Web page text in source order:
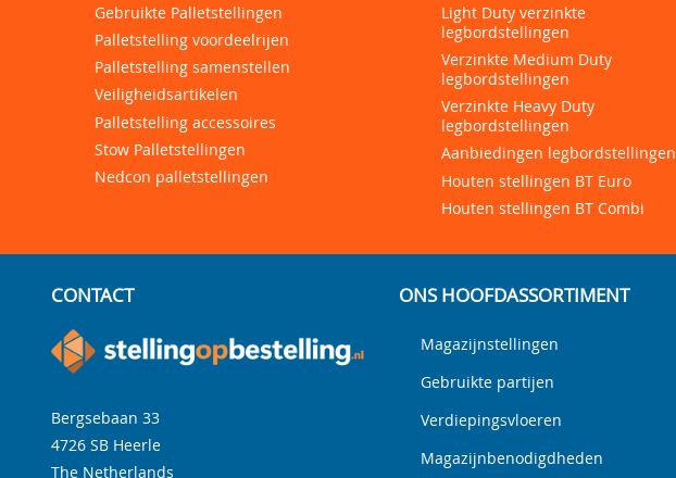
Gebruikte Palletstellingen
Palletstelling voordeelrijen
Palletstelling samenstellen
Veiligheidsartikelen
Palletstelling accessoires
Stow Palletstellingen
Nedcon palletstellingen
Light Duty verzinkte
legbordstellingen
Verzinkte Medium Duty
legbordstellingen
Verzinkte Heavy Duty
legbordstellingen
Aanbiedingen legbordstellingen
Houten stellingen BT Euro
Houten stellingen BT Combi
CONTACT
Bergsebaan 33
4726 SB Heerle
The Netherlands
ONS HOOFDASSORTIMENT
Magazijnstellingen
Gebruikte partijen
Verdiepingsvloeren
Magazijnbenodigdheden